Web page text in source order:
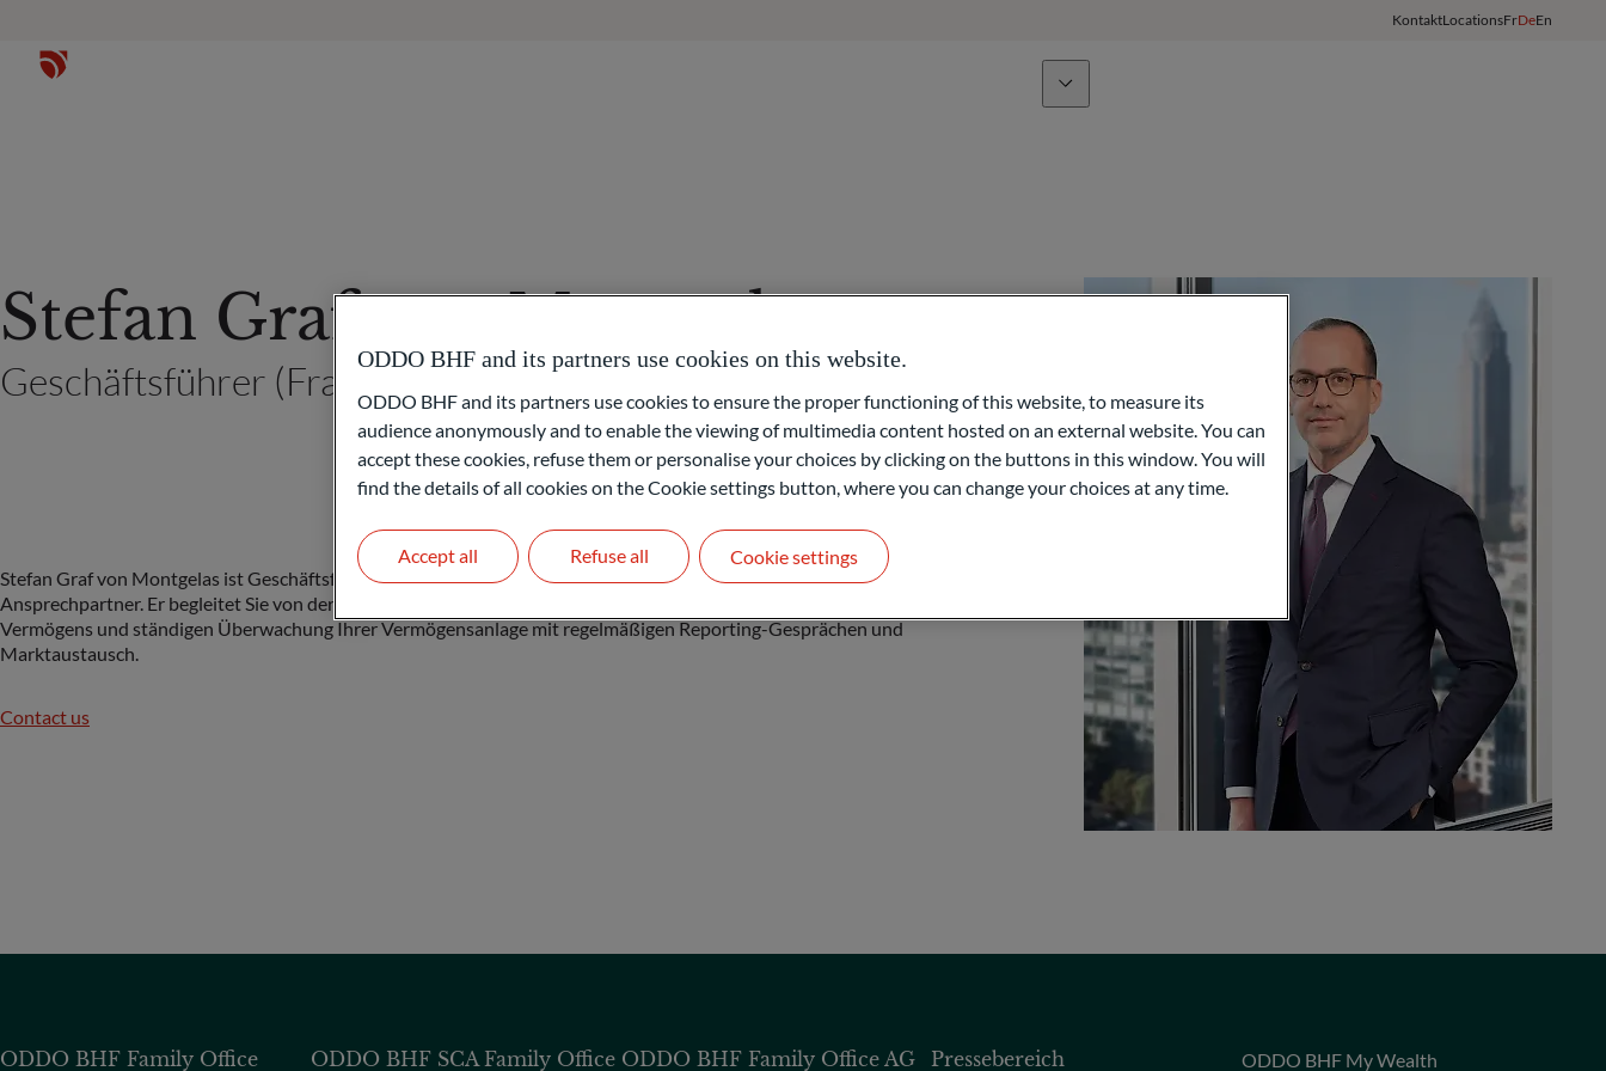
KontaktLocationsFrDeEn
Zugang zu Netzwerken
Stefan Graf von Montgelas
Geschäftsführer (Frankfurt am Main)
Stefan Graf von Montgelas ist Geschäftsführer des ODDO BHF Family Office und dient Ihnen als
Ansprechpartner. Er begleitet Sie von der Vermögensanalyse zur Strategiefindung sowie bei der Investition Ihres
Vermögens und ständigen Überwachung Ihrer Vermögensanlage mit regelmäßigen Reporting-Gesprächen und
Marktaustausch.
Contact us
ODDO BHF Family Office ODDO BHF SCA Family Office ODDO BHF Family Office AG Pressebereich ODDO BHF My Wealth
ODDO BHF and its partners use cookies on this website.
ODDO BHF and its partners use cookies to ensure the proper functioning of this website, to measure its
audience anonymously and to enable the viewing of multimedia content hosted on an external website. You can
accept these cookies, refuse them or personalise your choices by clicking on the buttons in this window. You will
find the details of all cookies on the Cookie settings button, where you can change your choices at any time.
Refuse all
Accept all Cookie settings